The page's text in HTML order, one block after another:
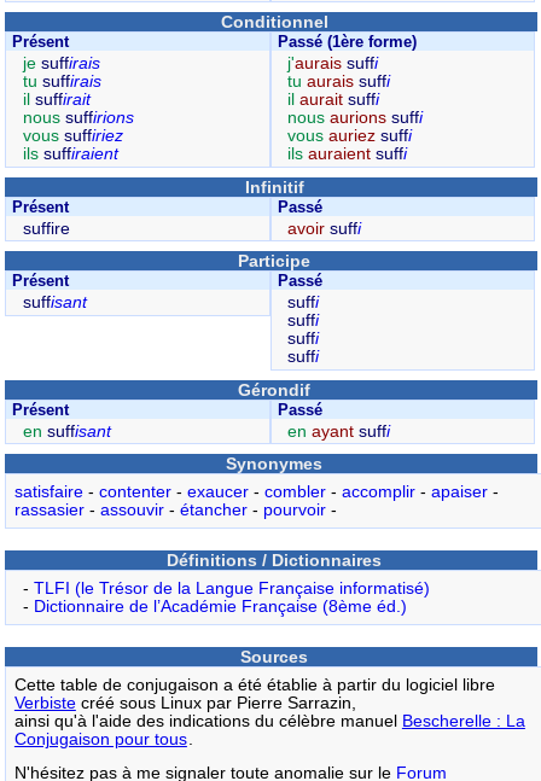
Conditionnel
Présent
je suffirais
tu suffirais
il suffirait
nous suffirions
vous suffiriez
ils suffiraient
Passé (1ère forme)
j'aurais suffi
tuaurais suffi
ilaurait suffi
nousaurions suffi
vousauriez suffi
ilsauraient suffi
Infinitif
Présent
suffire
Passé
avoir suffi
Participe
Présent
suffisant
Passé
suffi
suffi
suffi
suffi
Gérondif
Présent
en suffisant
Passé
enayant suffi
Synonymes
satisfaire- contenter- exaucer- combler- accomplir- apaiser-
rassasier- assouvir- étancher- pourvoir-
Définitions / Dictionnaires
- TLFI (le Trésor de la Langue Française informatisé)
- Dictionnaire de l’Académie Française (8ème éd.)
Sources
Cette table de conjugaison a été établie à partir du logiciel libre
Verbistecréé sous Linux par Pierre Sarrazin,
ainsi qu'à l'aide des indications du célèbre manuel Bescherelle : La
Conjugaison pour tous
N'hésitez pas à me signaler toute anomalie sur le Forum